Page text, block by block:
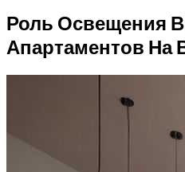
Роль Освещения
Апартаментов На